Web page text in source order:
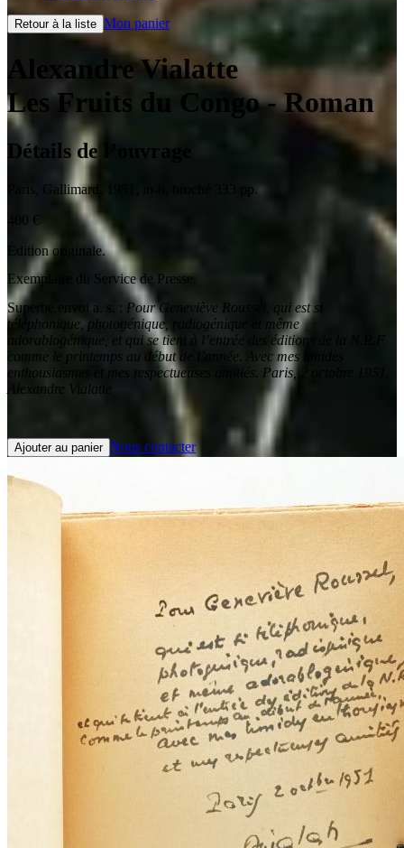
Retour à la liste Mon panier
Alexandre Vialatte
Les Fruits du Congo - Roman
Détails de l’ouvrage
Paris Gallimard
broché 333 pp.
400 €
Édition originale.
Exemplaire du Service de Presse.
Superbe envoi a. s. : Pour Geneviève Roussel, qui est si
téléphonique, photogénique, radiogénique et même
adorablogénique, et qui se tient à l’entrée des éditions de la N.R.F.
comme le printemps au début de l’année. Avec mes timides
enthousiasmes et mes respectueuses amitiés. Paris, 2 octobre 1951.
Alexandre Vialatte
Ajouter au panier Nous contacter